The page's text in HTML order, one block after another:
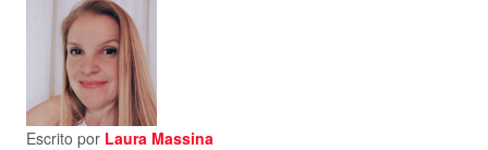
Escrito por Laura Massina